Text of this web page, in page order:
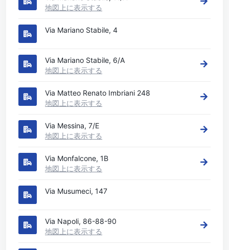
地図上に表示する
Via Mariano Stabile, 4
Via Mariano Stabile, 6/A
地図上に表示する
Via Matteo Renato Imbriani 248
地図上に表示する
Via Messina, 7/E
地図上に表示する
Via Monfalcone, 1B
地図上に表示する
Via Musumeci, 147
Via Napoli, 86-88-90
地図上に表示する